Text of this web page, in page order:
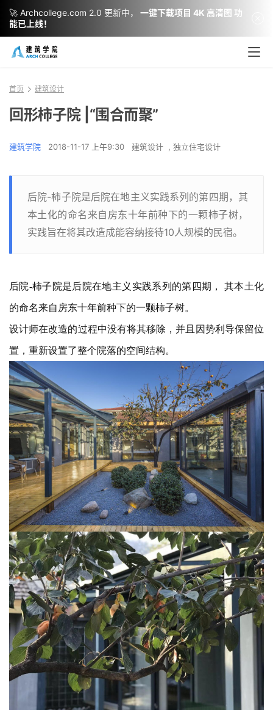
首页 建筑设计
回形柿子院 |“围合而聚”
建筑学院 2018-11-17 上午9:30 建筑设计 , 独立住宅设计
后院-柿子院是后院在地主义实践系列的第四期，其
本土化的命名来自房东十年前种下的一颗柿子树，
实践旨在将其改造成能容纳接待10人规模的民宿。
后院-柿子院是后院在地主义实践系列的第四期， 其本土化
的命名来自房东十年前种下的一颗柿子树。
设计师在改造的过程中没有将其移除，并且因势利导保留位
置，重新设置了整个院落的空间结构。
🚀 Archcollege.com 2.0 更新中，
一键下载项目 4K 高清图 功
能已上线！